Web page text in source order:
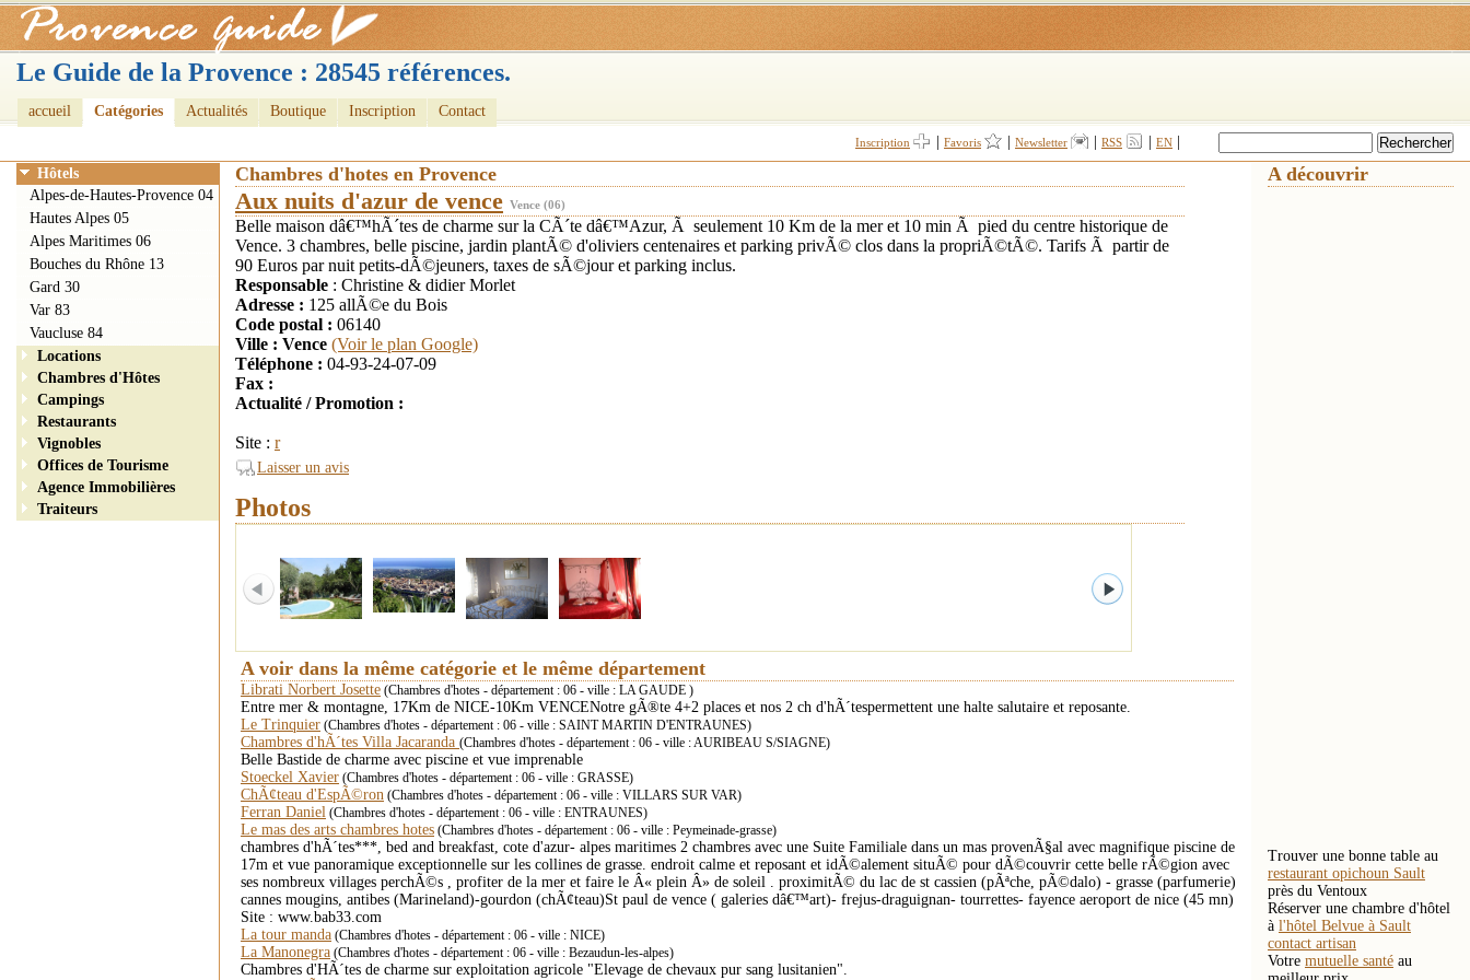
Le Guide de la Provence : 28545 références.
accueil Catégories Actualités Boutique Inscription Contact
Inscription Favoris Newsletter RSS EN
Chambres d'hotes en Provence
Aux nuits d'azur de vence Vence (06)
Belle maison dâ€™hÃ´tes de charme sur la CÃ´te dâ€™Azur, Ã seulement 10 Km de la mer et 10 min Ã pied du centre historique de
Vence. 3 chambres, belle piscine, jardin plantÃ© d'oliviers centenaires et parking privÃ© clos dans la propriÃ©tÃ©. Tarifs Ã partir de
90 Euros par nuit petits-dÃ©jeuners, taxes de sÃ©jour et parking inclus.
Responsable : Christine & didier Morlet
Adresse : 125 allÃ©e du Bois
Code postal : 06140
Ville : Vence (Voir le plan Google)
Téléphone : 04-93-24-07-09
Fax :
Actualité / Promotion :
Site : r
Laisser un avis
Photos
A voir dans la même catégorie et le même département
Librati Norbert Josette (Chambres d'hotes - département : 06 - ville : LA GAUDE )
Entre mer & montagne, 17Km de NICE-10Km VENCENotre gÃ®te 4+2 places et nos 2 ch d'hÃ´tespermettent une halte salutaire et reposante.
Le Trinquier (Chambres d'hotes - département : 06 - ville : SAINT MARTIN D'ENTRAUNES)
Chambres d'hÃ´tes Villa Jacaranda (Chambres d'hotes - département : 06 - ville : AURIBEAU S/SIAGNE)
Belle Bastide de charme avec piscine et vue imprenable
Stoeckel Xavier (Chambres d'hotes - département : 06 - ville : GRASSE)
ChÃ¢teau d'EspÃ©ron (Chambres d'hotes - département : 06 - ville : VILLARS SUR VAR)
Ferran Daniel (Chambres d'hotes - département : 06 - ville : ENTRAUNES)
Le mas des arts chambres hotes (Chambres d'hotes - département : 06 - ville : Peymeinade-grasse)
chambres d'hÃ´tes***, bed and breakfast, cote d'azur- alpes maritimes 2 chambres avec une Suite Familiale dans un mas provenÃ§al avec magnifique piscine de
17m et vue panoramique exceptionnelle sur les collines de grasse. endroit calme et reposant et idÃ©alement situÃ© pour dÃ©couvrir cette belle rÃ©gion avec
ses nombreux villages perchÃ©s , profiter de la mer et faire le Â« plein Â» de soleil . proximitÃ© du lac de st cassien (pÃªche, pÃ©dalo) - grasse (parfumerie)
cannes mougins, antibes (Marineland)-gourdon (chÃ¢teau)St paul de vence ( galeries dâ€™art)- frejus-draguignan- tourrettes- fayence aeroport de nice (45 mn)
Site : www.bab33.com
La tour manda (Chambres d'hotes - département : 06 - ville : NICE)
La Manonegra (Chambres d'hotes - département : 06 - ville : Bezaudun-les-alpes)
Chambres d'HÃ´tes de charme sur exploitation agricole "Elevage de chevaux pur sang lusitanien".
Hôtels
Alpes-de-Hautes-Provence 04
Hautes Alpes 05
Alpes Maritimes 06
Bouches du Rhône 13
Gard 30
Var 83
Vaucluse 84
Locations
Chambres d'Hôtes
Campings
Restaurants
Vignobles
Offices de Tourisme
Agence Immobilières
Traiteurs
A découvrir
Trouver une bonne table au
restaurant opichoun Sault
près du Ventoux
Réserver une chambre d'hôtel
à l'hôtel Belvue à Sault
contact artisan
Votre mutuelle santé au